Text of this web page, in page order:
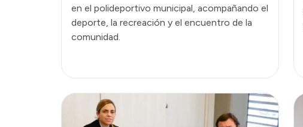
en el polideportivo municipal, acompañando el
deporte, la recreación y el encuentro de la
comunidad.